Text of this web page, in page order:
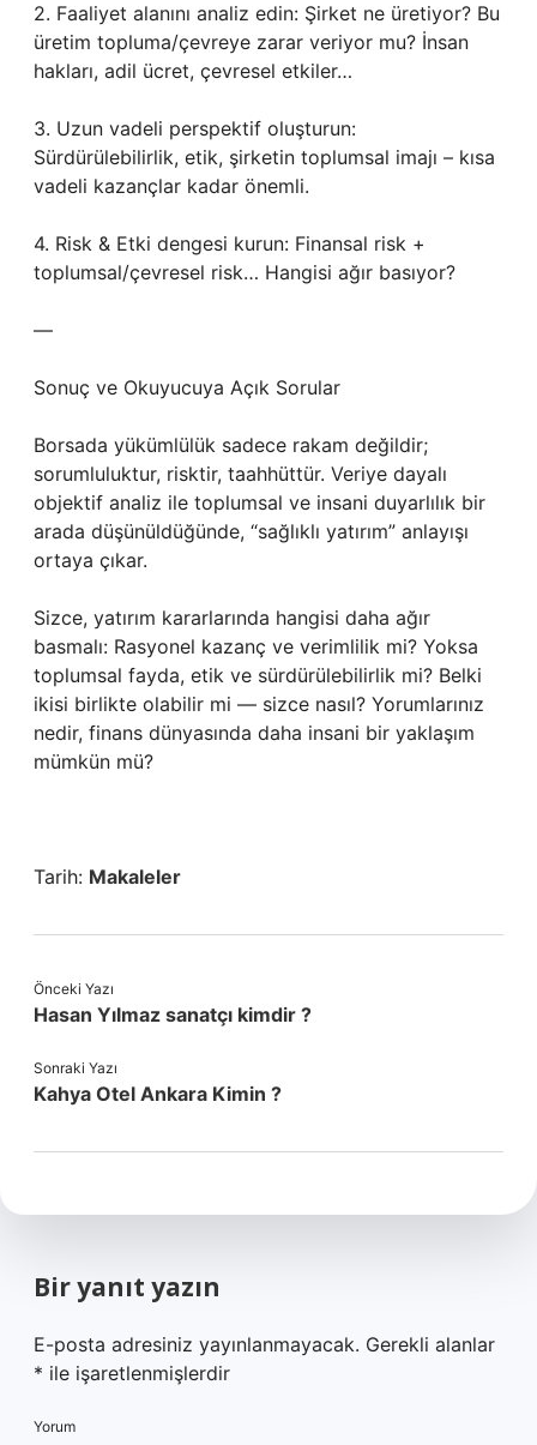
2. Faaliyet alanını analiz edin: Şirket ne üretiyor? Bu
üretim topluma/çevreye zarar veriyor mu? İnsan
hakları, adil ücret, çevresel etkiler…
3. Uzun vadeli perspektif oluşturun:
Sürdürülebilirlik, etik, şirketin toplumsal imajı – kısa
vadeli kazançlar kadar önemli.
4. Risk & Etki dengesi kurun: Finansal risk +
toplumsal/çevresel risk… Hangisi ağır basıyor?
—
Sonuç ve Okuyucuya Açık Sorular
Borsada yükümlülük sadece rakam değildir;
sorumluluktur, risktir, taahhüttür. Veriye dayalı
objektif analiz ile toplumsal ve insani duyarlılık bir
arada düşünüldüğünde, “sağlıklı yatırım” anlayışı
ortaya çıkar.
Sizce, yatırım kararlarında hangisi daha ağır
basmalı: Rasyonel kazanç ve verimlilik mi? Yoksa
toplumsal fayda, etik ve sürdürülebilirlik mi? Belki
ikisi birlikte olabilir mi — sizce nasıl? Yorumlarınız
nedir, finans dünyasında daha insani bir yaklaşım
mümkün mü?
Tarih: Makaleler
Önceki Yazı
Hasan Yılmaz sanatçı kimdir ?
Sonraki Yazı
Kahya Otel Ankara Kimin ?
Bir yanıt yazın
E-posta adresiniz yayınlanmayacak. Gerekli alanlar
* ile işaretlenmişlerdir
Yorum